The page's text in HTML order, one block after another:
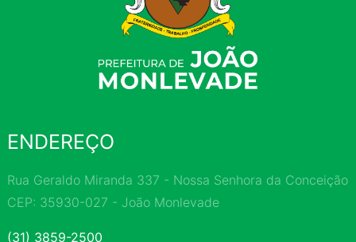
ENDEREÇO
Rua Geraldo Miranda 337 - Nossa Senhora da Conceição
CEP: 35930-027 - João Monlevade
(31) 3859-2500